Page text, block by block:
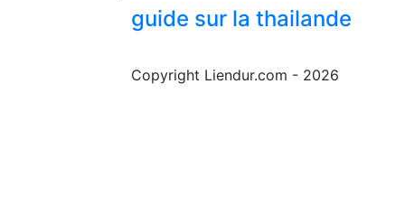
guide sur la thailande
Copyright Liendur.com - 2026